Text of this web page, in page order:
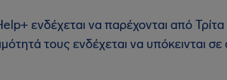
ενδέχεται να παρέχονται από
τους ενδέχεται να υπόκεινται